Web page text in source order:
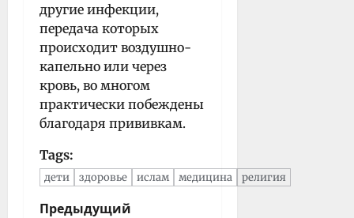
другие инфекции,
передача которых
происходит воздушно-
капельно или через
кровь, во многом
практически побеждены
благодаря прививкам.
Tags:
дети здоровье ислам медицина религия
Н
Предыдущий